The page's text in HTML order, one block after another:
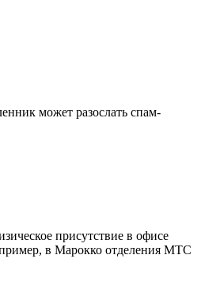
может разослать спам-
присутствие в офисе
в Марокко отделения МТС